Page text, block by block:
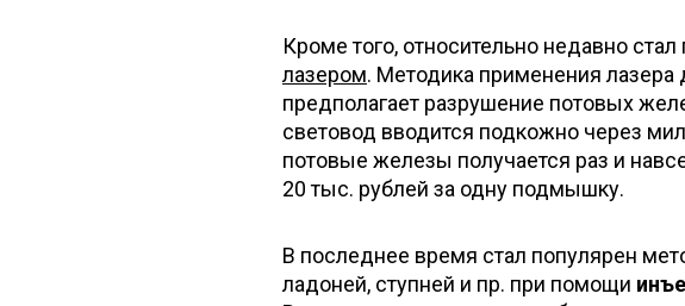
Кроме того, относительно недавно
лазером. Методика применения
предполагает разрушение потовых
световод вводится подкожно через
потовые железы получается раз и
20 тыс. рублей за одну подмышку.
В последнее время стал популярен
ладоней, ступней и пр. при помощи